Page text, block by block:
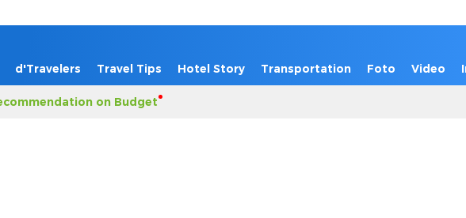
d'Travelers Travel Tips Hotel Story Transportation Foto Video
on Budget